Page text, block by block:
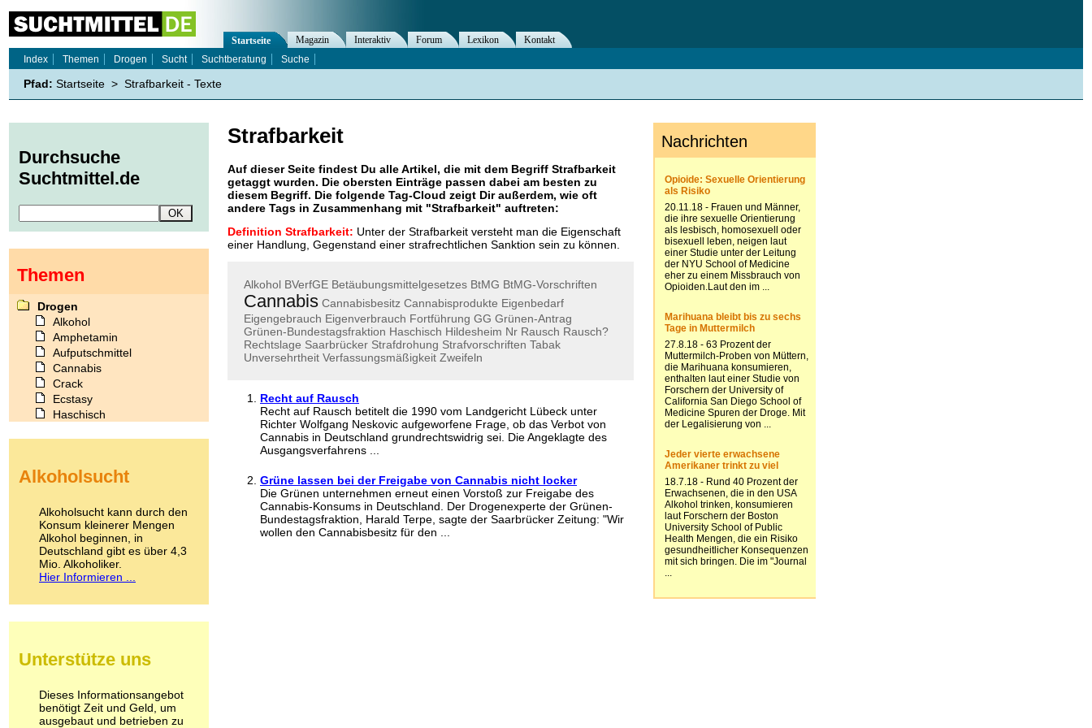
Strafbarkeit
Auf dieser Seite findest Du alle Artikel, die mit dem Begriff Strafbarkeit
getaggt wurden. Die obersten Einträge passen dabei am besten zu
diesem Begriff. Die folgende Tag-Cloud zeigt Dir außerdem, wie oft
andere Tags in Zusammenhang mit "Strafbarkeit" auftreten:
Definition Strafbarkeit: Unter der Strafbarkeit versteht man die Eigenschaft
einer Handlung, Gegenstand einer strafrechtlichen Sanktion sein zu können.
Alkohol BVerfGE Betäubungsmittelgesetzes BtMG BtMG-Vorschriften
Cannabis Cannabisbesitz Cannabisprodukte Eigenbedarf
Eigengebrauch Eigenverbrauch Fortführung GG Grünen-Antrag
Grünen-Bundestagsfraktion Haschisch Hildesheim Nr Rausch Rausch?
Rechtslage Saarbrücker Strafdrohung Strafvorschriften Tabak
Unversehrtheit Verfassungsmäßigkeit Zweifeln
Recht auf Rausch
Recht auf Rausch betitelt die 1990 vom Landgericht Lübeck unter
Richter Wolfgang Neskovic aufgeworfene Frage, ob das Verbot von
Cannabis in Deutschland grundrechtswidrig sei. Die Angeklagte des
Ausgangsverfahrens ...
Grüne lassen bei der Freigabe von Cannabis nicht locker
Die Grünen unternehmen erneut einen Vorstoß zur Freigabe des
Cannabis-Konsums in Deutschland. Der Drogenexperte der Grünen-
Bundestagsfraktion, Harald Terpe, sagte der Saarbrücker Zeitung: "Wir
wollen den Cannabisbesitz für den ...
Startseite Magazin Interaktiv Forum Lexikon
Kontakt
Index
Themen Drogen Sucht Suchtberatung Suche
Pfad: Startseite > Strafbarkeit - Texte
Durchsuche
Suchtmittel.de
Themen
Drogen
Alkohol
Amphetamin
Aufputschmittel
Cannabis
Crack
Ecstasy
Haschisch
Kokain
LSD
Marihuana
Medikamente
Meskalin
Metamphetamin
Methadon
Pilze
Psychopharmaka
Schlafmittel
Schmerzmittel
Alkoholsucht
Alkoholsucht kann durch den
Konsum kleinerer Mengen
Alkohol beginnen, in
Deutschland gibt es über 4,3
Mio. Alkoholiker.
Hier Informieren ...
Unterstütze uns
Dieses Informationsangebot
benötigt Zeit und Geld, um
ausgebaut und betrieben zu